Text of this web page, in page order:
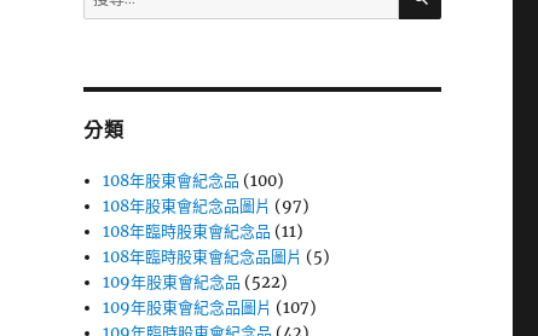
尋
字:
分類
108年股東會紀念品 (100)
108年股東會紀念品圖片 (97)
108年臨時股東會紀念品 (11)
108年臨時股東會紀念品圖片 (5)
109年股東會紀念品 (522)
109年股東會紀念品圖片 (107)